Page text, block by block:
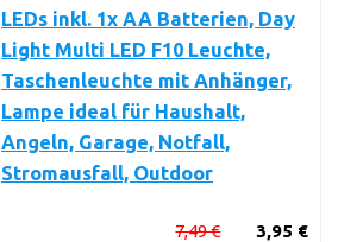
LEDs inkl. 1x AA Batterien, Day
Light Multi LED F10 Leuchte,
Taschenleuchte mit Anhänger,
Lampe ideal für Haushalt,
Angeln, Garage, Notfall,
Stromausfall, Outdoor
3,95 €
7,49 €